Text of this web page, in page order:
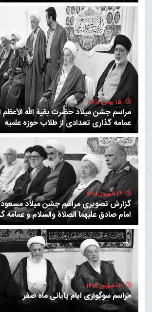
15 بهمن 1404
مراسم جشن میلاد حضرت بقیة الله الأعظم
عمامه گذاری تعدادی از طلاب حوزه علمیه
19 شهریور 1404
گزارش تصویری مراسم جشن میلاد مسعود
امام صادق علیهما الصلاة والسلام و
از طلاب حوزه عملیه
02 شهریور 1404
مراسم سوگواری ایام پایانی ماه صفر